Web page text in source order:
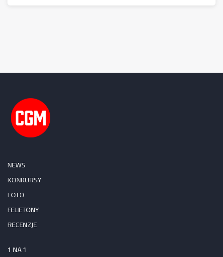
NEWS
KONKURSY
FOTO
FELIETONY
RECENZJE
1 NA 1